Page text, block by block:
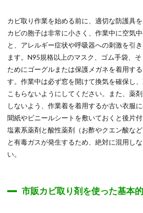
カビ取り作業を始める前に、適切な防護具を
カビの胞子は非常に小さく、作業中に空気
と、アレルギー症状や呼吸器への刺激を引
ます。N95規格以上のマスク、ゴム手袋、
ためにゴーグルまたは保護メガネを着用す
す。作業中は必ず窓を開けて換気を確保し
こもらないようにしてください。また、薬
しないよう、作業着を着用するか古い衣服
聞紙やビニールシートを敷いておくと後片付
塩素系薬剤と酸性薬剤（お酢やクエン酸な
と有毒ガスが発生するため、絶対に混用し
い。
市販カビ取り剤を使った基本